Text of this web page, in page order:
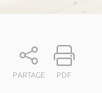
PARTAGE PDF